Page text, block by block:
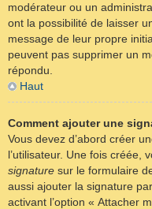
modérateur ou un
ont la possibilité de laisser
message de leur propre
peuvent pas supprimer un
répondu.
Haut
Comment ajouter une
Vous devez d’abord créer
l’utilisateur. Une fois créée,
signature sur le formulaire
aussi ajouter la signature
activant l’option « Attacher